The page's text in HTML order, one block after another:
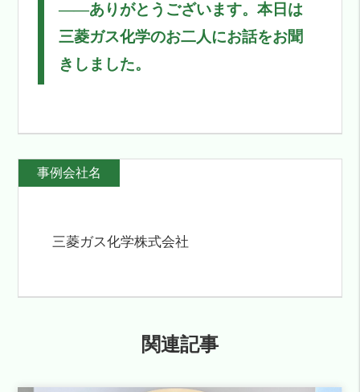
――ありがとうございます。本日は
三菱ガス化学のお二人にお話をお聞
きしました。
事例会社名
三菱ガス化学株式会社
関連記事